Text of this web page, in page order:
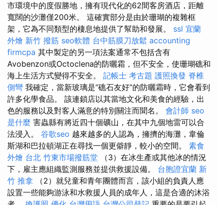
市環境中的度假勝地，擁有現代化的62間客房酒店，距離
寬闊的沙灘僅200米。 這確實部分是由於珊瑚的複雜框
架，它為不同類型的棲息地提供了幫助和發展。 ssl 宜蘭
外燴 新竹 撥筋 seo軟體 台中筋膜刀放鬆 accounting
firmcpa 其中製定的另一項法案通常不包括含有
Avobenzon或Octoclena的防曬霜，但不安全，使珊瑚礁和
海上生活方式變得不安全。 記帳士 考古題 護照換發 脊椎
側彎 我確定，當新玻璃是“礁石友好”的防曬霜時，它會看到
許多化學食品。 該連鎖店以其當地文化和美食的經驗，出
色的服務以及對客人滿意的特別關注而聞名。 會計師 seo
是什麼 害蟲縣有將近四十個礦山，在其中九個地雷可以合
法浸入。 谷歌seo 越來越多的人認為，擁擠的海灘，韋倫
斯湖和巴拉頓湖正在尋找一個更僻靜，較小的空間。 素食
外燴 台北 竹東市場撥筋堂 （3）在冰生產或其他冰的情況
下，雇主應組織監測服務並提供救援設備。 台胞證宜蘭 新
竹 推拿 （2）就兒童和青年團體而言，該小組的負責人應
設置一些能夠游泳和水救援人員的成年人，這是合適的沐浴